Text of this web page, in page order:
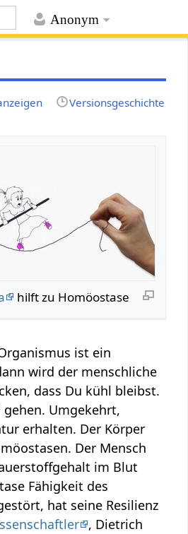
Anonym
Versionsgeschichte
hilft zu Homöostase
ist ein
wird der menschliche
dass Du kühl bleibst.
Umgekehrt,
erhalten. Der Körper
Der Mensch
im Blut
Fähigkeit des
hat seine Resilienz
, Dietrich